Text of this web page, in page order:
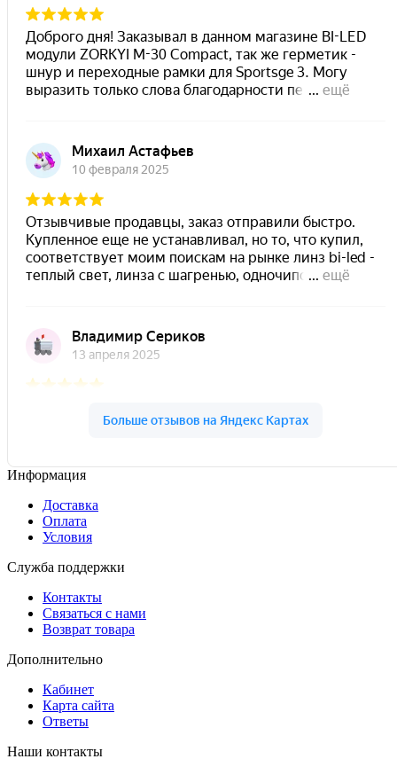
Информация
Доставка
Оплата
Условия
Служба поддержки
Контакты
Связаться с нами
Возврат товара
Дополнительно
Кабинет
Карта сайта
Ответы
Наши контакты